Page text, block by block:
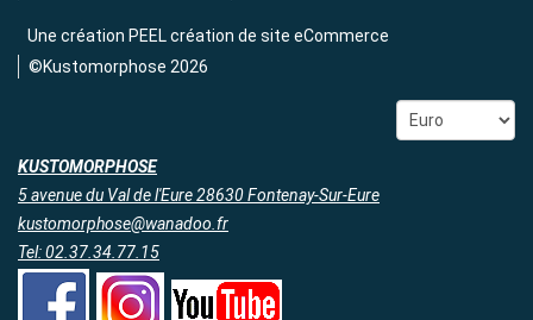
Une création PEEL création de site eCommerce
©Kustomorphose 2026
KUSTOMORPHOSE
5 avenue du Val de l'Eure 28630 Fontenay-Sur-Eure
kustomorphose@wanadoo.fr
Tel: 02.37.34.77.15